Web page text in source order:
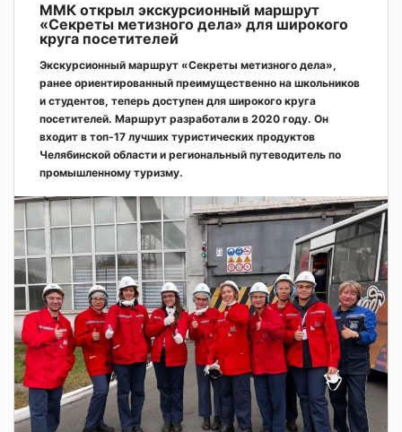
ММК открыл экскурсионный маршрут
«Секреты метизного дела» для широкого
круга посетителей
Экскурсионный маршрут «Секреты метизного дела»,
ранее ориентированный преимущественно на школьников
и студентов, теперь доступен для широкого круга
посетителей. Маршрут разработали в 2020 году. Он
входит в топ-17 лучших туристических продуктов
Челябинской области и региональный путеводитель по
промышленному туризму.